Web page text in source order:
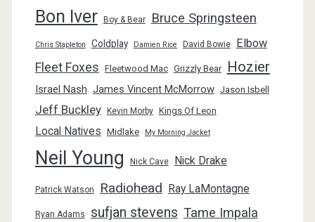
Bon Iver Boy & Bear Bruce Springsteen
Chris Stapleton Coldplay Damien Rice David Bowie Elbow
Fleet Foxes Fleetwood Mac Grizzly Bear Hozier
Israel Nash James Vincent McMorrow Jason Isbell
Jeff Buckley Kevin Morby Kings Of Leon
Local Natives Midlake My Morning Jacket
Neil Young Nick Cave Nick Drake
Patrick Watson Radiohead Ray LaMontagne
Ryan Adams sufjan stevens Tame Impala